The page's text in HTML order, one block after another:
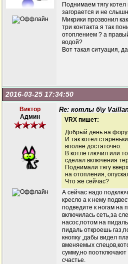
Поднимаем тягу котел
загорается и не
Микрики прозвонил
три контакта я так
отоплением ? а
водой?
Вот такая ситуация,
2016-03-25 17:34:50
Виктор
Админ
Re: котлы б\у
VRX пишет:
Добрый день на
И так котел
вполне достаточно.
В котле глючил или
сделал включения
Поднимали тягу
на отопления,
Что же сейчас?
А сейчас надо
кресло а к нему
подведите к ногам на
включилась сеть,за
насос,потом на
пидаль откроешь
кнопку ,дабы видел
вменяемых
сумму,но
счастье.